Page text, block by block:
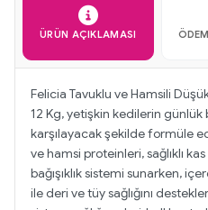
ÜRÜN AÇIKLAMASI
Felicia Tavuklu ve Hamsili
12 Kg, yetişkin kedilerin günlük
karşılayacak şekilde formüle
ve hamsi proteinleri, sağlıklı
bağışıklık sistemi sunarken,
ile deri ve tüy sağlığını